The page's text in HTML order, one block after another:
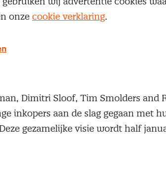
YPP (Young Procurement
inkoop professionals, vanuit 95
met inspirerende sprekers; Michelle
FrieslandCampina) en Richard van
Dimitri Sloof, Tim Smolders and
inkopers aan de slag gegaan met
gezamelijke visie wordt half
onze cookie verklaring.